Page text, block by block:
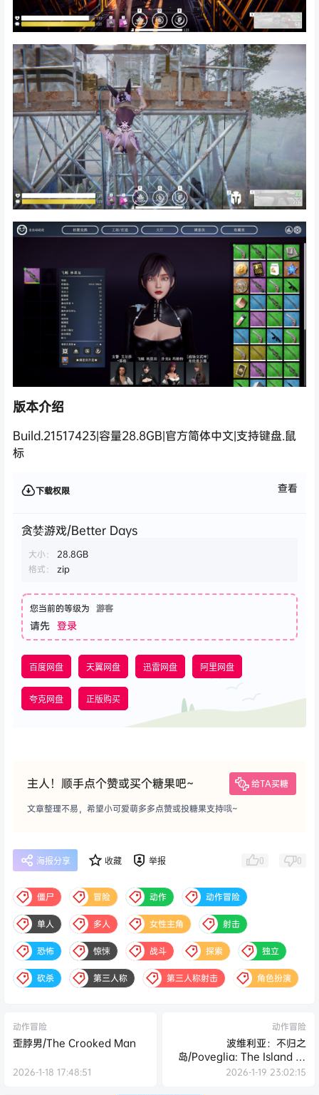
版本介绍
Build.21517423|容量28.8GB|官方简体中文|支持键盘.鼠
标
下载权限 查看
贪婪游戏/Better Days
大小：
28.8GB
格式：
zip
您当前的等级为 游客
请先 登录
百度网盘 天翼网盘 迅雷网盘 阿里网盘
夸克网盘 正版购买
主人！顺手点个赞或买个糖果吧~ 给TA买糖
文章整理不易，希望小可爱萌多多点赞或投糖果支持哦~
海报分享 收藏 举报 0 0
僵尸 冒险 动作 动作冒险
单人 多人 女性主角 射击
恐怖 惊悚 战斗 探索 独立
砍杀 第三人称 第三人称射击 角色扮演
动作冒险
歪脖男/The Crooked Man
2026-1-18 17:48:51
动作冒险
波维利亚：不归之
岛/Poveglia: The Island of
No Return
2026-1-19 23:02:15